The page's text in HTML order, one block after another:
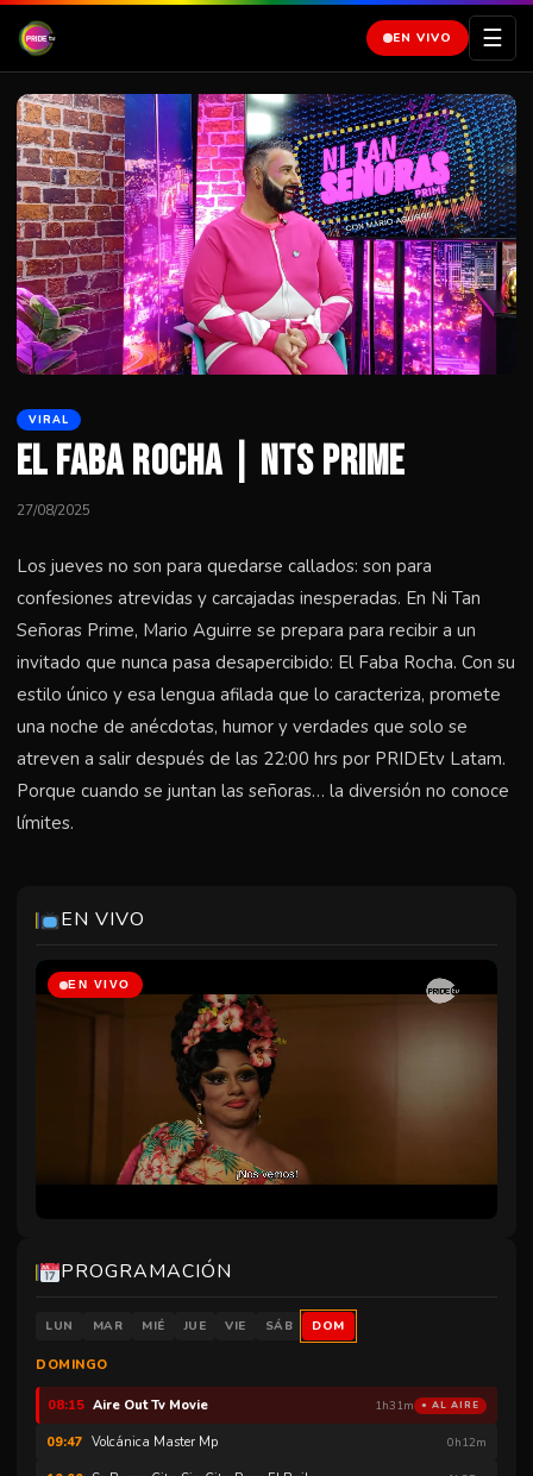
EN VIVO ☰
VIRAL
El Faba Rocha | NTS Prime
27/08/2025
Los jueves no son para quedarse callados: son para
confesiones atrevidas y carcajadas inesperadas. En Ni Tan
Señoras Prime, Mario Aguirre se prepara para recibir a un
invitado que nunca pasa desapercibido: El Faba Rocha. Con su
estilo único y esa lengua afilada que lo caracteriza, promete
una noche de anécdotas, humor y verdades que solo se
atreven a salir después de las 22:00 hrs por PRIDEtv Latam.
Porque cuando se juntan las señoras… la diversión no conoce
límites.
EN VIVO
EN VIVO
PROGRAMACIÓN
LUN MAR MIÉ JUE VIE SÁB DOM
DOMINGO
Serial Mom
01:35 Carefree Eng Hd 0h23m
05:00 Layla
06:41 Wake Pridetv
08:15 Aire Out Tv Movie 1h31m ● AL AIRE
09:47 Volcánica Master Mp 0h12m